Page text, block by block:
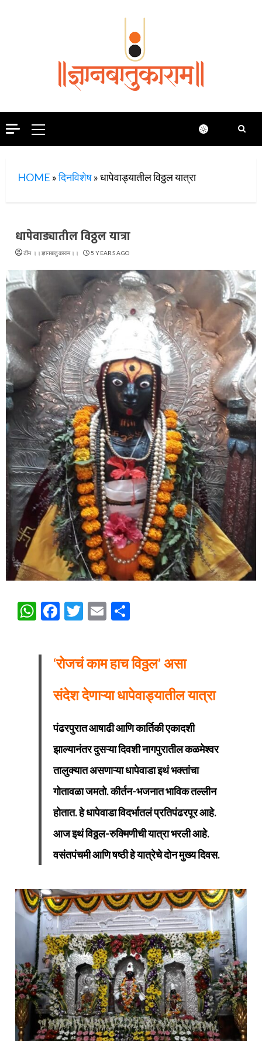
Primary
Menu
HOME »दिनविशेष»धापेवाड्यातील विठ्ठल यात्रा
धापेवाड्यातील विठ्ठल यात्रा
टीम ।।ज्ञानबातुकाराम।। 5 YEARS AGO
WhatsApp
Facebook
Twitter
Email
‘रोजचं काम हाच विठ्ठल’ असा
संदेश देणाऱ्या धापेवाड्यातील यात्रा
पंढरपुरात आषाढी आणि कार्तिकी एकादशी
झाल्यानंतर दुसऱ्या दिवशी नागपुरातील कळमेश्वर
तालुक्यात असणाऱ्या धापेवाडा इथं भक्तांचा
गोतावळा जमतो.कीर्तन-भजनात भाविक तल्लीन
होतात. हे धापेवाडा विदर्भातलं प्रतिपंढरपूर आहे.
आज इथं विठ्ठल-रुक्मिणीची यात्रा भरली आहे.
वसंतपंचमी आणि षष्ठी हे यात्रेचे दोन मुख्य दिवस.